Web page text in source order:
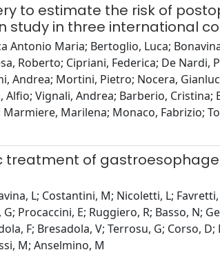
to estimate the risk of
study in three international
Antonio Maria; Bertoglio, Luca;
Roberto; Cipriani, Federica; De
Andrea; Mortini, Pietro; Nocera,
Vignali, Andrea; Barberio, Cristina;
Marilena; Monaco, Fabrizio;
of
L; Costantini, M; Nicoletti, L;
Procaccini, E; Ruggiero, R; Basso, N;
F; Bresadola, V; Terrosu, G; Corso,
M; Anselmino, M